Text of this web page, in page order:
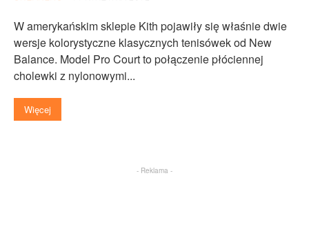
W amerykańskim sklepie Kith pojawiły się właśnie dwie
wersje kolorystyczne klasycznych tenisówek od New
Balance. Model Pro Court to połączenie płóciennej
cholewki z nylonowymi...
Więcej
- Reklama -